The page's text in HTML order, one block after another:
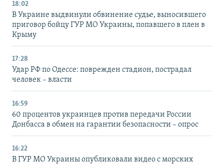
18:02
В Украине выдвинули обвинение судье, выносившего
приговор бойцу ГУР МО Украины, попавшего в плен в
Крыму
17:28
Удар РФ по Одессе: поврежден стадион, пострадал
человек – власти
16:59
60 процентов украинцев против передачи России
Донбасса в обмен на гарантии безопасности – опрос
16:22
В ГУР МО Украины опубликовали видео с морских